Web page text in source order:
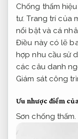
Chống thấm
tư. Trang trí của
nổi bật và cá
Điều này có lẽ
hợp nhu cầu sử
các câu danh
Giám sát công
Ưu nhược điểm
Sơn chống thấm.